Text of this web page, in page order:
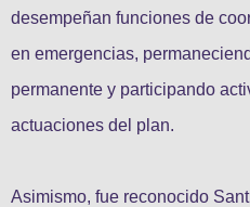
desempeñan funciones de
en emergencias,
permanente y participando
actuaciones del plan.
Asimismo, fue reconocido